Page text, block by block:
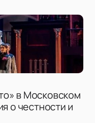
в Московском
о честности и